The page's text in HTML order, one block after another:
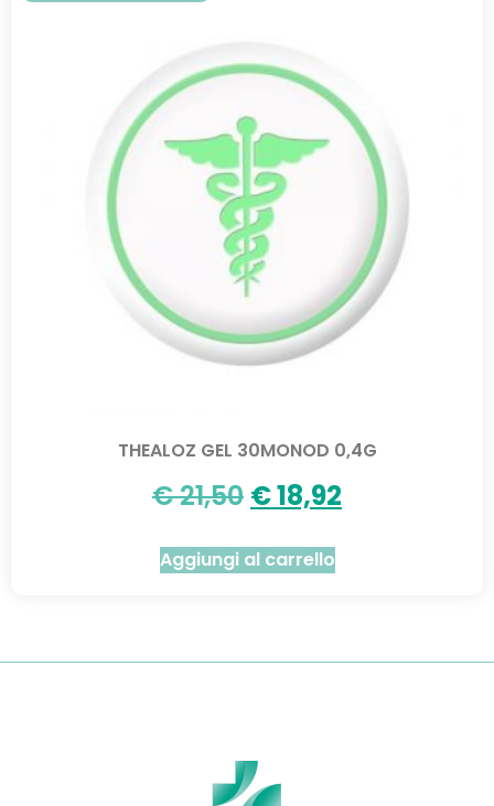
THEALOZ GEL 30MONOD 0,4G
€21,50 €18,92
Aggiungi al carrello